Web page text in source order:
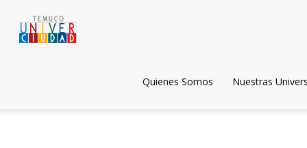
Quienes Somos Nuestras